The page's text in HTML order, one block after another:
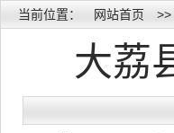
当前位置： 网站首页 >>
大荔